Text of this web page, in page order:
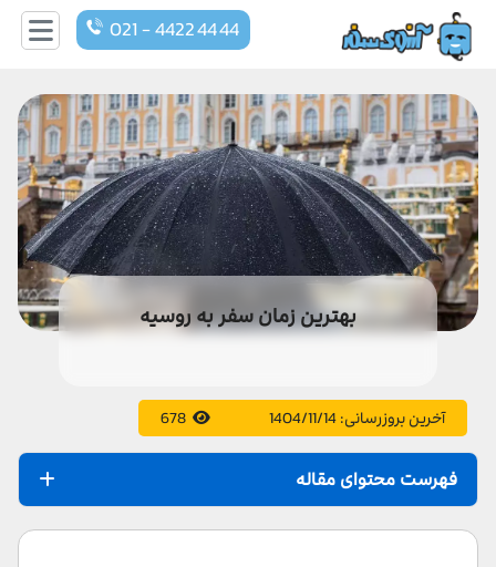
021 - 4422 44 44
بهترین زمان سفر به روسیه
آخرین بروزرسانی:1404/11/14
فهرست محتوای مقاله
بهترین زمان سفر به روسیه از نظر آب و هوا